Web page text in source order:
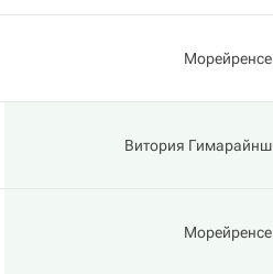
Морейренсе
Витория Гимарайнш
Морейренсе